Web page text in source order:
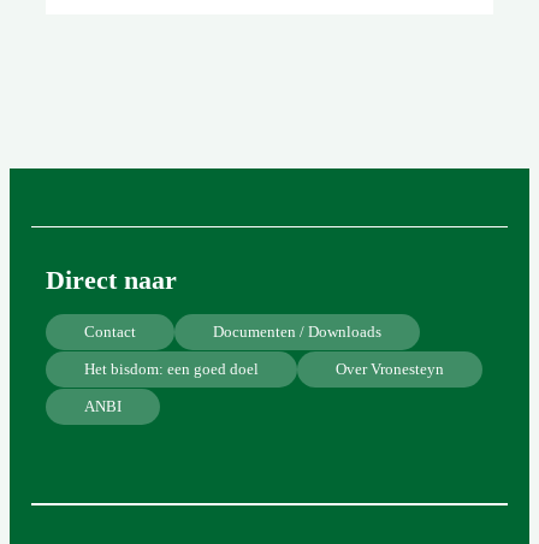
Direct naar
Contact Documenten / Downloads
Het bisdom: een goed doel Over Vronesteyn
ANBI